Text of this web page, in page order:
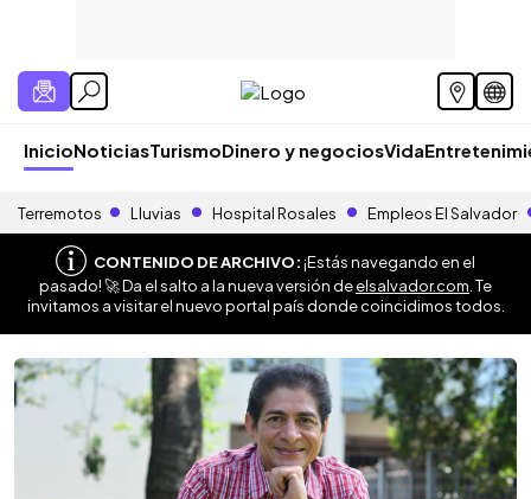
InicioNoticiasTurismoDinero y negociosVida
Terremotos Lluvias Hospital Rosales Empleos El Salvador
CONTENIDO DE ARCHIVO:¡Estás navegando en el
pasado! 🚀 Da el salto a la nueva versión deelsalvador.com . Te
invitamos a visitar el nuevo portal país donde coincidimos todos.